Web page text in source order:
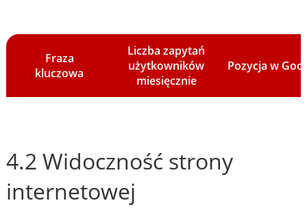
Fraza
kluczowa
Liczba zapytań
użytkowników
miesięcznie
Pozycja w
4.2 Widoczność strony
internetowej